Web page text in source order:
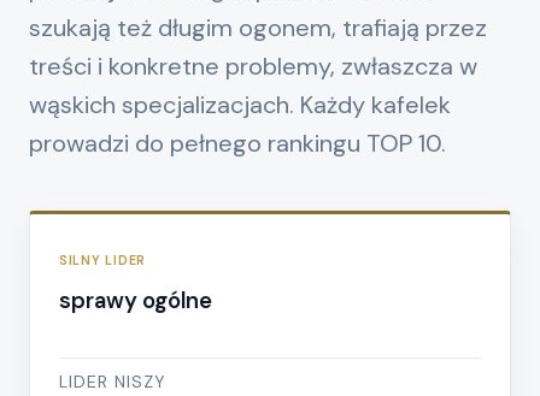
szukają też długim ogonem, trafiają przez
treści i konkretne problemy, zwłaszcza w
wąskich specjalizacjach. Każdy kafelek
prowadzi do pełnego rankingu TOP 10.
SILNY LIDER
sprawy ogólne
LIDER NISZY